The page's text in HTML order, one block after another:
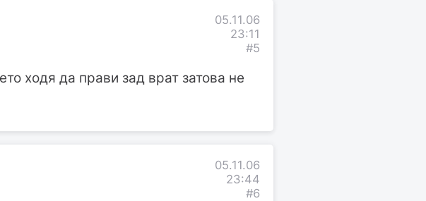
05.11.06
23:11
#5
ходя да прави зад врат затова не
05.11.06
23:44
#6